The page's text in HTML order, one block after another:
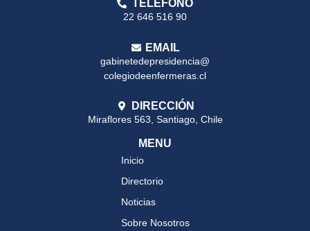
TELÉFONO
22 646 516 90
EMAIL
gabinetedepresidencia@
colegiodeenfermeras.cl
DIRECCIÓN
Miraflores 563, Santiago, Chile
MENU
Inicio
Directorio
Noticias
Sobre Nosotros